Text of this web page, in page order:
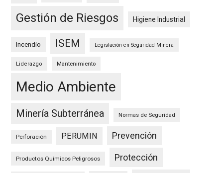
Gestión de Riesgos Higiene Industrial
Incendio ISEM Legislación en Seguridad Minera
Liderazgo Mantenimiento
Medio Ambiente
Minería Subterránea Normas de Seguridad
Perforación PERUMIN Prevención
Productos Químicos Peligrosos Protección